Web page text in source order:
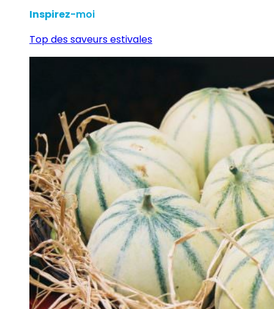
Inspirez-moi
Top des saveurs estivales